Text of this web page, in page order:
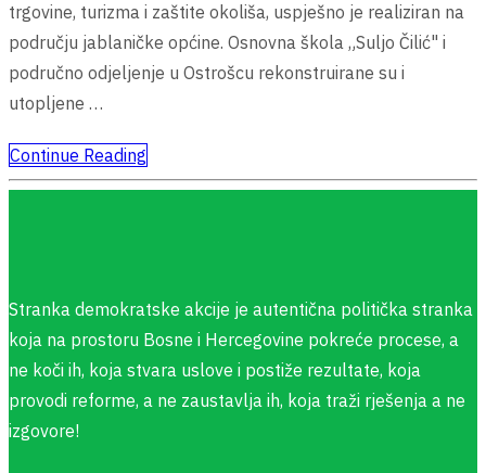
trgovine, turizma i zaštite okoliša, uspješno je realiziran na
području jablaničke općine. Osnovna škola „Suljo Čilić" i
područno odjeljenje u Ostrošcu rekonstruirane su i
utopljene …
Continue Reading
Stranka demokratske akcije je autentična politička stranka
koja na prostoru Bosne i Hercegovine pokreće procese, a
ne koči ih, koja stvara uslove i postiže rezultate, koja
provodi reforme, a ne zaustavlja ih, koja traži rješenja a ne
izgovore!